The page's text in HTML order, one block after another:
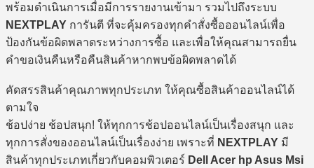
พร้อมดำเนินการเมื่อมีการรายงานเข้ามา รวมไปถึงระบบ
NEXTPLAY การันตี ที่จะคุ้มครองทุกคำสั่งซื้อออนไลน์เพื่อ
ป้องกันข้อผิดพลาดระหว่างการซื้อ และเพื่อให้คุณสามารถยื่น
คำขอเงินคืนหรือคืนสินค้าหากพบข้อผิดพลาดได้
คัดสรรสินค้าคุณภาพทุกประเภท ให้คุณซื้อสินค้าออนไลน์ได้
ตามใจ
ช้อปง่าย ช้อปสนุก! ให้ทุกการช้อปออนไลน์เป็นเรื่องสนุก และ
ทุกการสั่งของออนไลน์เป็นเรื่องง่าย เพราะที่ NEXTPLAY มี
สินค้าทุกประเภทเกี่ยวกับคอมพิวเตอร์ Dell Acer hp Asus Msi